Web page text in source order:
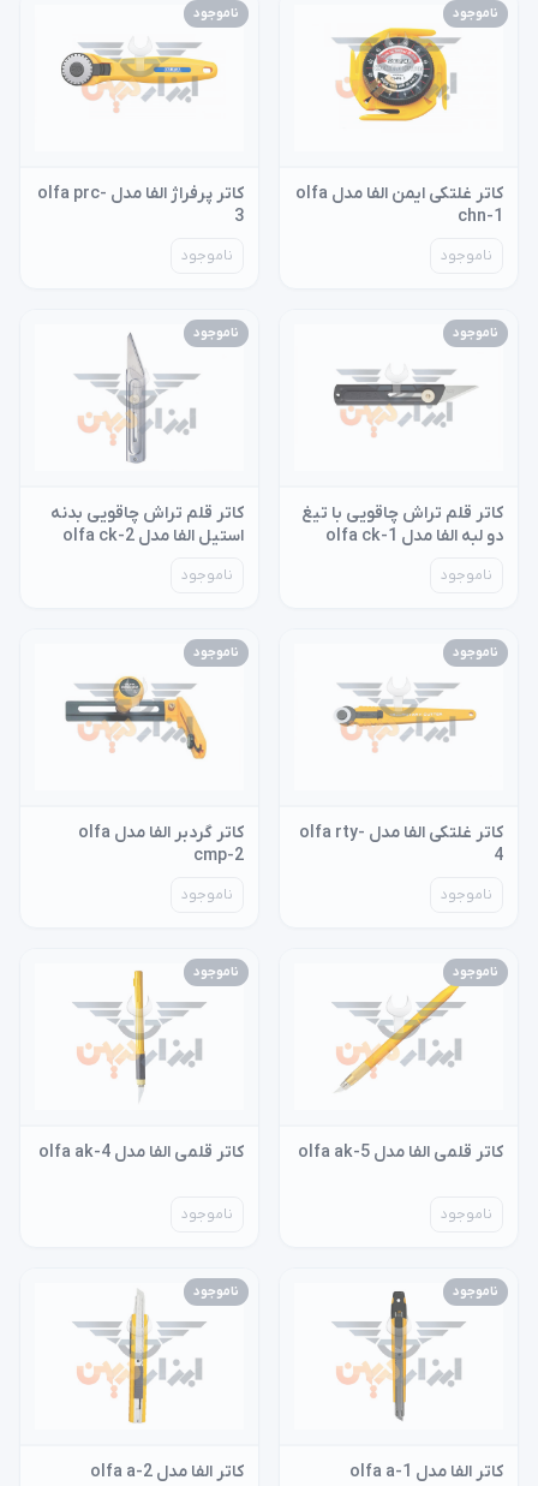
ناموجود
کاتر غلتکی ایمن الفا مدل olfa
chn-1
ناموجود
ناموجود
کاتر پرفراژ الفا مدل olfa prc-
3
ناموجود
ناموجود
کاتر قلم تراش چاقویی با تیغ
دو لبه الفا مدل olfa ck-1
ناموجود
ناموجود
کاتر قلم تراش چاقویی بدنه
استیل الفا مدل olfa ck-2
ناموجود
ناموجود
کاتر غلتکی الفا مدل olfa rty-
4
ناموجود
ناموجود
کاتر گردبر الفا مدل olfa
cmp-2
ناموجود
ناموجود
کاتر قلمی الفا مدل olfa ak-5
ناموجود
ناموجود
کاتر قلمی الفا مدل olfa ak-4
ناموجود
ناموجود
کاتر الفا مدل olfa a-1
ناموجود
کاتر الفا مدل olfa a-2